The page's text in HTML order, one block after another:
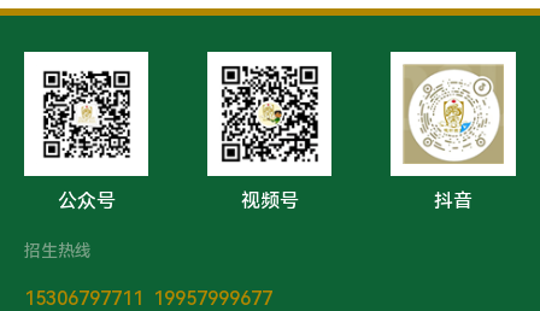
公众号 视频号 抖音
招生热线
15306797711 19957999677